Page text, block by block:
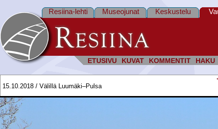
ETUSIVU KUVAT KOMMENTIT HAKU
Resiina-lehti Museojunat Keskustelu
15.10.2018 / Välillä Luumäki–Pulsa